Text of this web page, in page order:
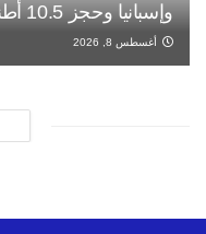
وإسبانيا وحجز 10.5 أطنان
أغسطس 8, 2026